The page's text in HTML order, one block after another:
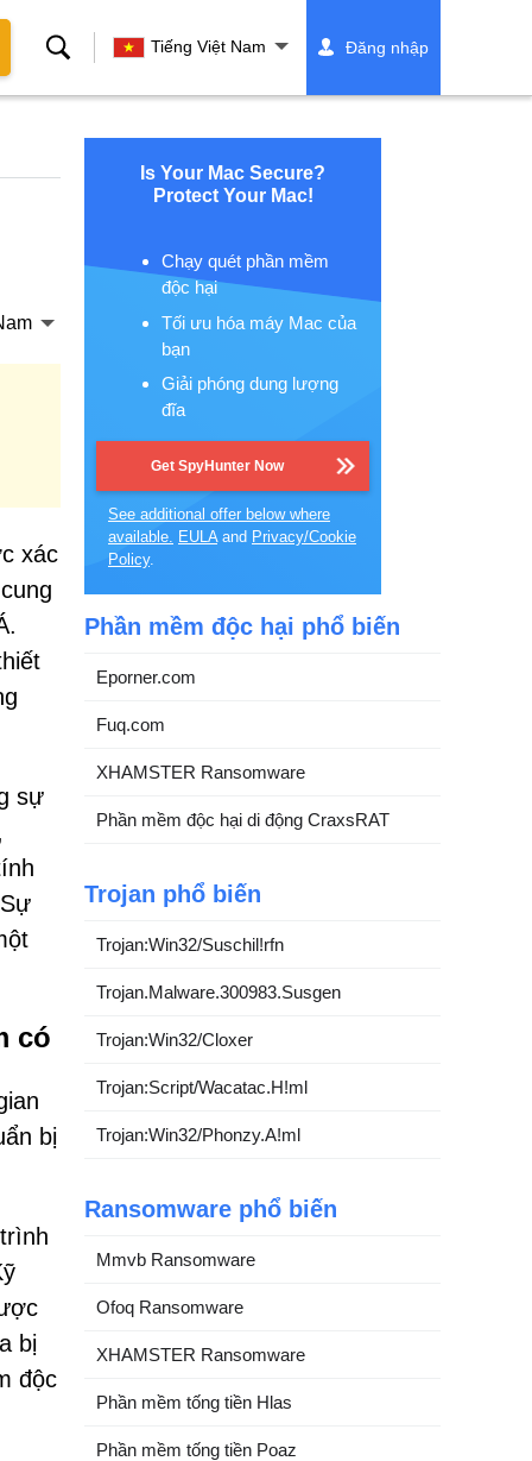
Tìm
kiếm
Tiếng Việt Nam Đăng nhập
xác
sự
có
bị
bị
độc
Is Your Mac Secure?
Protect Your Mac!
Chạy quét phần mềm
độc hại
Tối ưu hóa máy Mac của
bạn
Giải phóng dung lượng
đĩa
Get SpyHunter Now
See additional offer below where
available. EULAand Privacy/Cookie
Policy.
Phần mềm độc hại phổ biến
Eporner.com
Fuq.com
XHAMSTER Ransomware
Phần mềm độc hại di động CraxsRAT
Trojan phổ biến
Trojan:Win32/Suschil!rfn
Trojan.Malware.300983.Susgen
Trojan:Win32/Cloxer
Trojan:Script/Wacatac.H!ml
Trojan:Win32/Phonzy.A!ml
Ransomware phổ biến
Mmvb Ransomware
Ofoq Ransomware
XHAMSTER Ransomware
Phần mềm tống tiền Hlas
Phần mềm tống tiền Poaz